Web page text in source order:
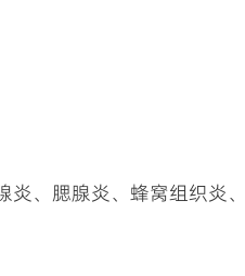
炎、腮腺炎、蜂窝组织炎